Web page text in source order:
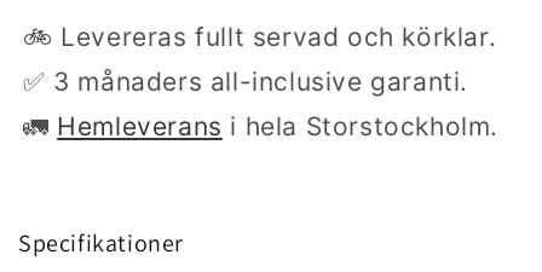
🚲 Levereras fullt servad och körklar.
✅ 3 månaders all-inclusive garanti.
🚛 Hemleverans i hela Storstockholm.
Specifikationer